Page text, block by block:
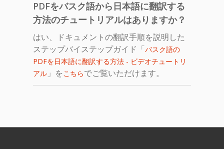
PDFをバスク語から日本語に翻訳する
方法のチュートリアルはありますか？
はい、ドキュメントの翻訳手順を説明した
ステップバイステップガイド「バスク語の
PDFを日本語に翻訳する方法 - ビデオチュートリ
アル 」を こちらでご覧いただけます。